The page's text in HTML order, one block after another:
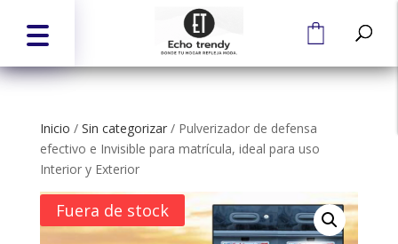
Inicio / Sin categorizar/ Pulverizador de defensa
efectivo e Invisible para matrícula, ideal para uso
Interior y Exterior
Fuera de stock